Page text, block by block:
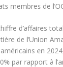
membres de
d’affaires
de l’Union
en
par rapport à